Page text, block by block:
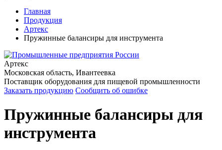
Главная
Продукция
Артекс
Пружинные балансиры для инструмента
Артекс
Московская область, Ивантеевка
Поставщик оборудования для пищевой промышленности
Заказать продукцию Сообщить об ошибке
Пружинные балансиры для
инструмента